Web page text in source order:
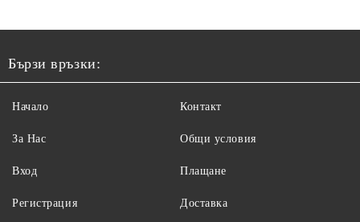
Бързи връзки:
Начало
За Нас
Вход
Регистрация
Контакт
Общи условия
Плащане
Доставка